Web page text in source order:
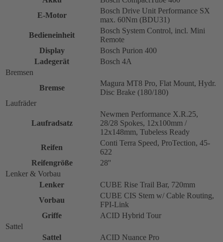
E-Motor
Bosch Drive Unit Performance SX
max. 60Nm (BDU31)
Bedieneinheit
Bosch System Control, incl. Mini
Remote
Display
Bosch Purion 400
Ladegerät
Bosch 4A
Bremsen
Bremse
Magura MT8 Pro, Flat Mount, Hydr.
Disc Brake (180/180)
Laufräder
Laufradsatz
Newmen Performance X.R.25,
28/28 Spokes, 12x100mm /
12x148mm, Tubeless Ready
Reifen
Conti Terra Speed, ProTection, 45-
622
Reifengröße
28''
Lenker & Vorbau
Lenker
CUBE Rise Trail Bar, 720mm
Vorbau
CUBE CIS Stem w/ Cable Routing,
FPI-Link
Griffe
ACID Hybrid Tour
Sattel
Sattel
ACID Nuance Pro